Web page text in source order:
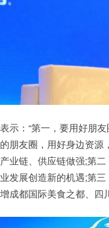
示：“第一，要用好朋
朋友圈，用好身边资源
业链、供应链做强;第
发展创造新的机遇;第
成都国际美食之都、四